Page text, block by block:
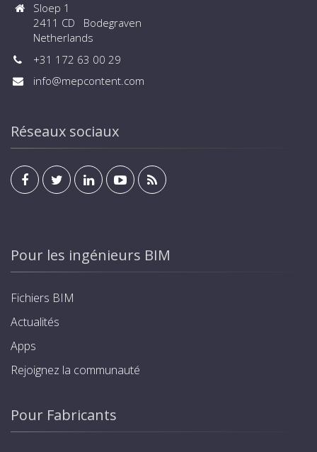
Sloep 1
2411 CD Bodegraven
Netherlands
+31 172 63 00 29
info@mepcontent.com
Réseaux sociaux
Pour les ingénieurs BIM
Fichiers BIM
Actualités
Apps
Rejoignez la communauté
Pour Fabricants